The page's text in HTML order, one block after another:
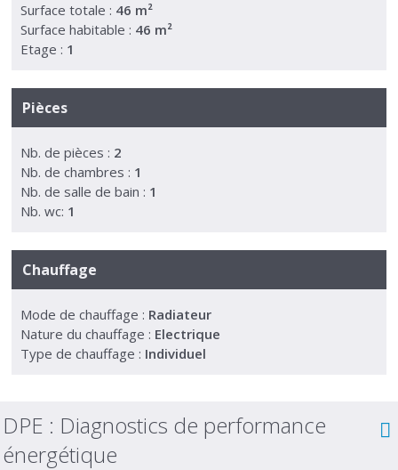
Surface totale : 46 m²
Surface habitable : 46 m²
Etage : 1
Pièces
Nb. de pièces : 2
Nb. de chambres : 1
Nb. de salle de bain : 1
Nb. wc: 1
Chauffage
Mode de chauffage : Radiateur
Nature du chauffage : Electrique
Type de chauffage : Individuel
DPE : Diagnostics de performance
énergétique